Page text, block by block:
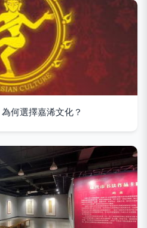
何選擇嘉浠文化？